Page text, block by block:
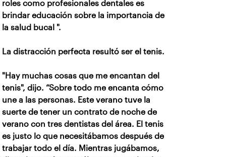
roles como profesionales dentales es
brindar educación sobre la importancia de
la salud bucal ".
La distracción perfecta resultó ser el tenis.
"Hay muchas cosas que me encantan del
tenis", dijo. “Sobre todo me encanta cómo
une a las personas. Este verano tuve la
suerte de tener un contrato de noche de
verano con tres dentistas del área. El tenis
es justo lo que necesitábamos después de
trabajar todo el día. Mientras jugábamos,